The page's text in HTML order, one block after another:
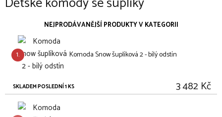
NEJPRODÁVANĚJŠÍ PRODUKTY V KATEGORII
1. Komoda Snow šuplíková 2 - bílý odstín
SKLADEM POSLEDNÍ 1 KS 3 482 Kč